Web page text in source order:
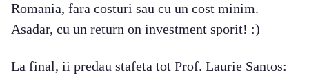
Romania, fara costuri sau cu un cost minim.
Asadar, cu un return on investment sporit! :)
La final, ii predau stafeta tot Prof. Laurie Santos: